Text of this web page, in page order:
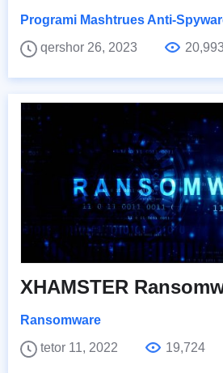
Programi Mashtrues Anti-
qershor 26, 2023
20,993
XHAMSTER
Ransomware
tetor 11, 2022
19,724